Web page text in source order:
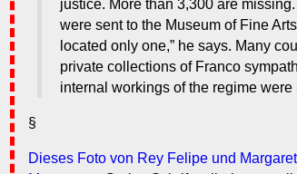
justice. More than 3,300 are
were sent to the Museum of Fine
located only one,” he says. Many
private collections of Franco
internal workings of the regime were
§
Dieses Foto von Rey Felipe und